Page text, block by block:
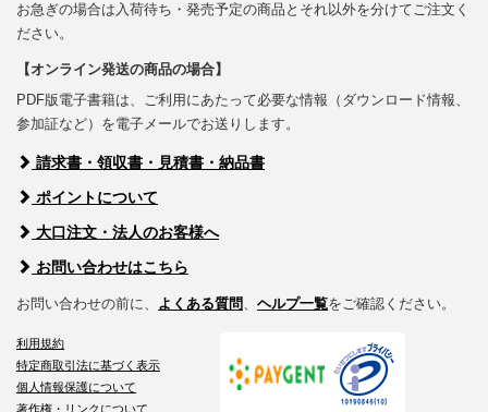
お急ぎの場合は入荷待ち・発売予定の商品とそれ以外を分けてご注文く
ださい。
【オンライン発送の商品の場合】
PDF版電子書籍は、ご利用にあたって必要な情報（ダウンロード情報、
参加証など）を電子メールでお送りします。
請求書・領収書・見積書・納品書
ポイントについて
大口注文・法人のお客様へ
お問い合わせはこちら
お問い合わせの前に、 よくある質問、 ヘルプ一覧をご確認ください。
利用規約
特定商取引法に基づく表示
個人情報保護について
著作権・リンクについて